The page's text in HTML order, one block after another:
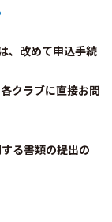
、改めて申込手続
クラブに直接お問
る書類の提出の